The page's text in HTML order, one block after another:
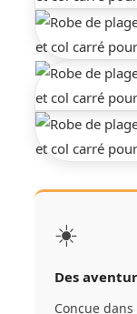
☀️
Des
Conçue